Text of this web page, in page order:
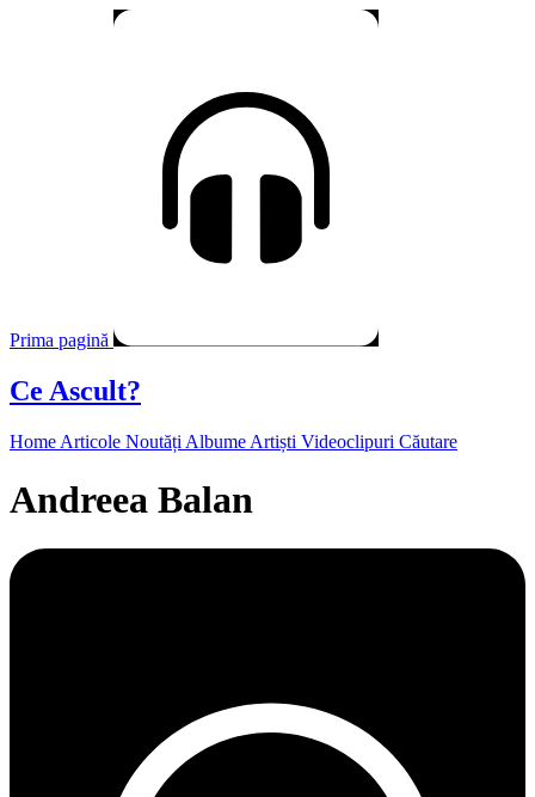
Prima pagină
Ce Ascult?
Home Articole Noutăți Albume Artiști Videoclipuri Căutare
Andreea Balan